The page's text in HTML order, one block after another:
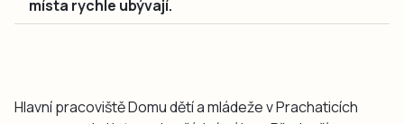
místa rychle ubývají.
Hlavní pracoviště Domu dětí a mládeže v Prachaticích